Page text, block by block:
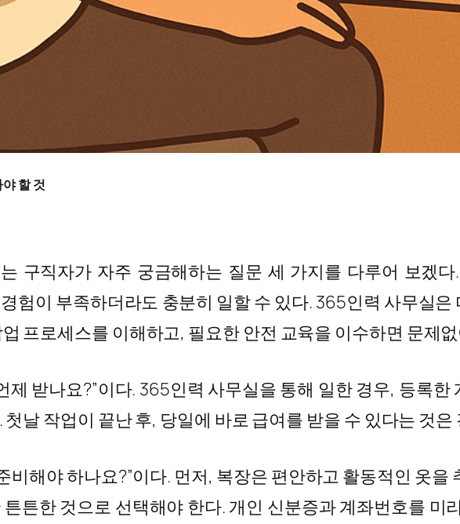
할 것
구직자가 자주 궁금해하는 질문 세 가지를 다루어 보겠
험이 부족하더라도 충분히 일할 수 있다. 365인력 사무실
프로세스를 이해하고, 필요한 안전 교육을 이수하면 문제
제 받나요?”이다. 365인력 사무실을 통해 일한 경우, 등록
날 작업이 끝난 후, 당일에 바로 급여를 받을 수 있다는 것
비해야 하나요?”이다. 먼저, 복장은 편안하고 활동적인 옷
튼한 것으로 선택해야 한다. 개인 신분증과 계좌번호를 미